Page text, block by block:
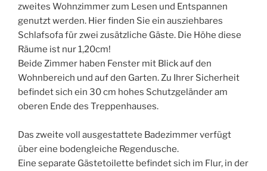
zweites Wohnzimmer zum Lesen und Entspannen
genutzt werden. Hier finden Sie ein ausziehbares
Schlafsofa für zwei zusätzliche Gäste. Die Höhe diese
Räume ist nur 1,20cm!
Beide Zimmer haben Fenster mit Blick auf den
Wohnbereich und auf den Garten. Zu Ihrer Sicherheit
befindet sich ein 30 cm hohes Schutzgeländer am
oberen Ende des Treppenhauses.
Das zweite voll ausgestattete Badezimmer verfügt
über eine bodengleiche Regendusche.
Eine separate Gästetoilette befindet sich im Flur, in der